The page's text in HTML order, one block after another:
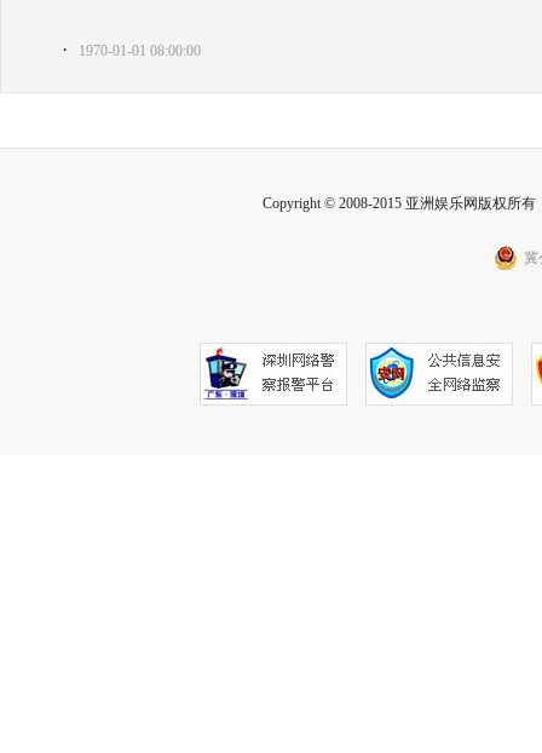
· 1970-01-01 08:00:00
Copyright © 2008-2015 亚洲娱乐网版权所
冀